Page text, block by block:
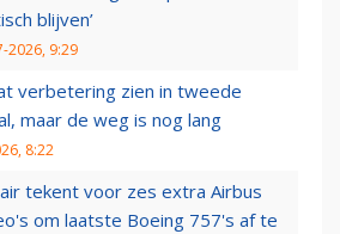
blijven’
2026, 9:29
verbetering zien in tweede
maar de weg is nog lang
8:22
tekent voor zes extra Airbus
om laatste Boeing 757's af te